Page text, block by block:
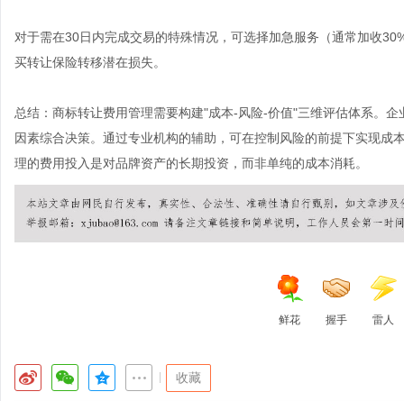
对于需在30日内完成交易的特殊情况，可选择加急服务（通常加收
买转让保险转移潜在损失。
总结：商标转让费用管理需要构建"成本-风险-价值"三维评估体系。
因素综合决策。通过专业机构的辅助，可在控制风险的前提下实现
理的费用投入是对品牌资产的长期投资，而非单纯的成本消耗。
鲜花 握手 雷人
收藏